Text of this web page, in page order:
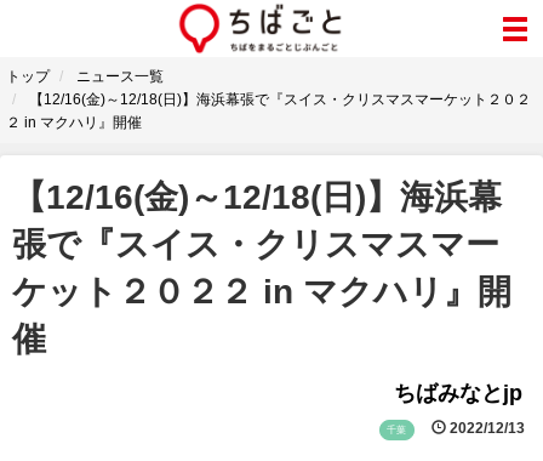
トップ
ニュース一覧
【12/16(金)～12/18(日)】海浜幕張で『スイス・クリスマスマーケット２０２
２ in マクハリ』開催
【12/16(金)～12/18(日)】海浜幕
張で『スイス・クリスマスマー
ケット２０２２ in マクハリ』開
催
ちばみなとjp
千葉 2022/12/13